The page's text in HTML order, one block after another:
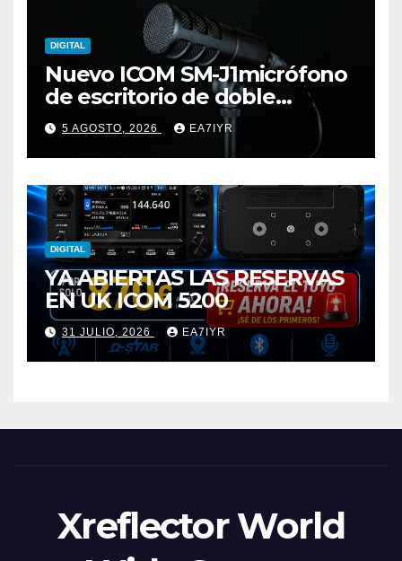
DIGITAL
Nuevo ICOM SM-J1micrófono
de escritorio de doble
elemento premium
5 AGOSTO, 2026 EA7IYR
DIGITAL
YA ABIERTAS LAS RESERVAS
EN UK ICOM 5200
31 JULIO, 2026 EA7IYR
Xreflector World